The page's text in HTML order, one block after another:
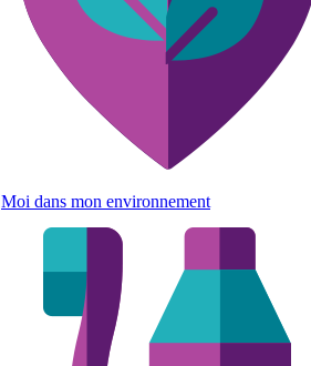
Moi dans mon environnement